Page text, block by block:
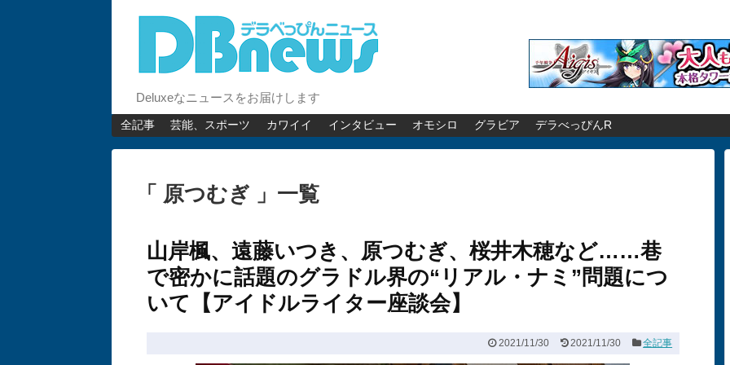
Deluxeなニュースをお届けします
全記事 芸能、スポーツ カワイイ インタビュー オモシロ グラビア デラべっぴんR
「 原つむぎ 」一覧
山岸楓、遠藤いつき、原つむぎ、桜井木穂など……巷
で密かに話題のグラドル界の“リアル・ナミ”問題につ
いて【アイドルライター座談会】
2021/11/30 2021/11/30 全記事